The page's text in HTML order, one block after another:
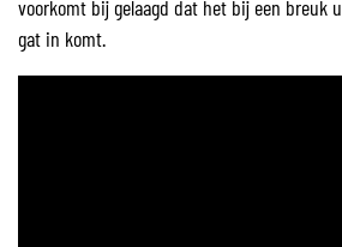
voorkomt bij gelaagd dat het bij een breuk
gat in komt.